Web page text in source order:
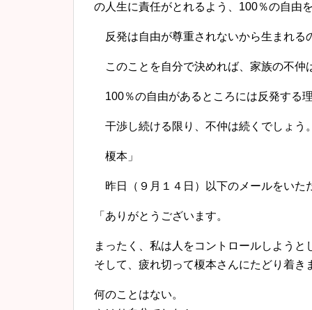
の人生に責任がとれるよう、100％の自由
反発は自由が尊重されないから生まれる
このことを自分で決めれば、家族の不仲
100％の自由があるところには反発する
干渉し続ける限り、不仲は続くでしょう
榎本」
昨日（９月１４日）以下のメールをいた
「ありがとうございます。
まったく、私は人をコントロールしようと
そして、疲れ切って榎本さんにたどり着き
何のことはない。